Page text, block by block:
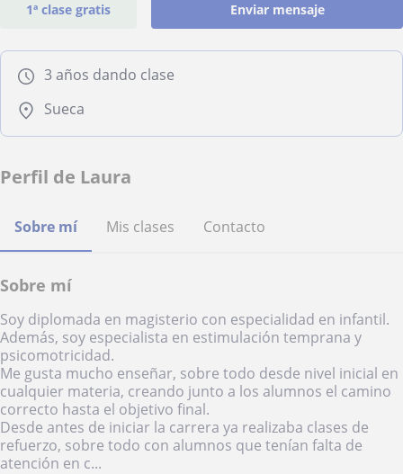
1ª clase gratis Enviar mensaje
3 años dando clase
Sueca
Perfil de Laura
Sobre mí Mis clases Contacto
Sobre mí
Soy diplomada en magisterio con especialidad en infantil.
Además, soy especialista en estimulación temprana y
psicomotricidad.
Me gusta mucho enseñar, sobre todo desde nivel inicial en
cualquier materia, creando junto a los alumnos el camino
correcto hasta el objetivo final.
Desde antes de iniciar la carrera ya realizaba clases de
refuerzo, sobre todo con alumnos que tenían falta de
atención en c...